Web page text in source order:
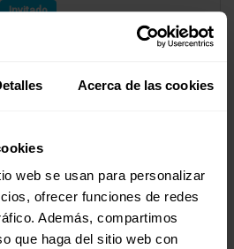
Acerca de las cookies
web se usan para personalizar
ofrecer funciones de redes
Además, compartimos
que haga del sitio web con
Invitado
que ha probado en nuestra Tienda
en un material de olor
adaptabilidad propia del material